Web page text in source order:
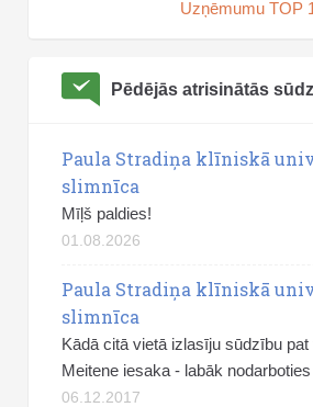
Uzņēmumu TOP
Pēdējās atrisinātās
Paula Stradiņa klīniskā
slimnīca
Mīļš paldies!
01.08.2026
Paula Stradiņa klīniskā
slimnīca
Kādā citā vietā izlasīju sūdzību pat
Meitene iesaka - labāk nodarboties
06.12.2017